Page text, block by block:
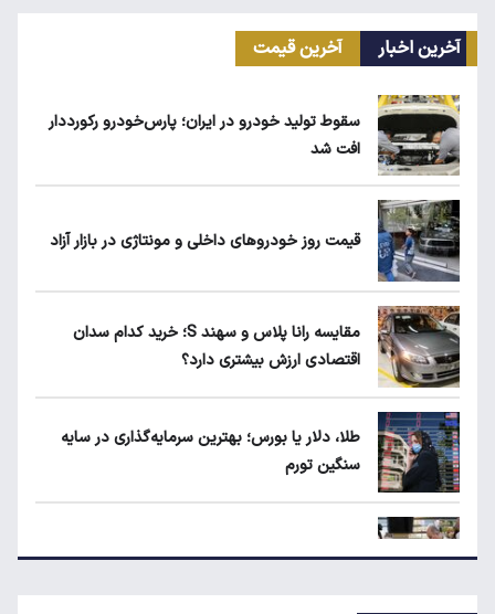
آخرین اخبار آخرین قیمت
سقوط تولید خودرو در ایران؛ پارس‌خودرو رکورددار
افت شد
قیمت روز خودروهای داخلی و مونتاژی در بازار آزاد
مقایسه رانا پلاس و سهند S؛ خرید کدام سدان
اقتصادی ارزش بیشتری دارد؟
طلا، دلار یا بورس؛ بهترین سرمایه‌گذاری در سایه
سنگین تورم
مرغ گران می‌شود